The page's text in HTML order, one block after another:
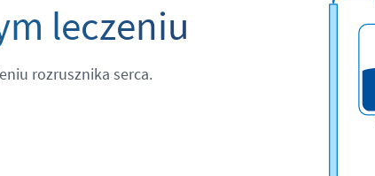
leczeniu
rozrusznika serca.